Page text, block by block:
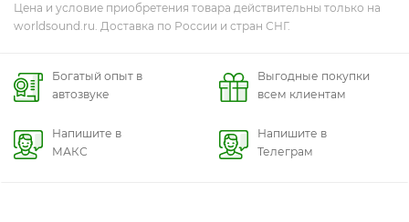
Цена и условие приобретения товара действительны только на
worldsound.ru. Доставка по России и стран СНГ.
Богатый опыт в
автозвуке
Выгодные покупки
всем клиентам
Напишите в
МАКС
Напишите в
Телеграм